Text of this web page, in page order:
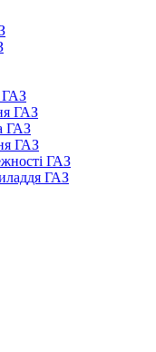
ГАЗ
ГАЗ
ГАЗ
ГАЗ
ГАЗ
ГАЗ